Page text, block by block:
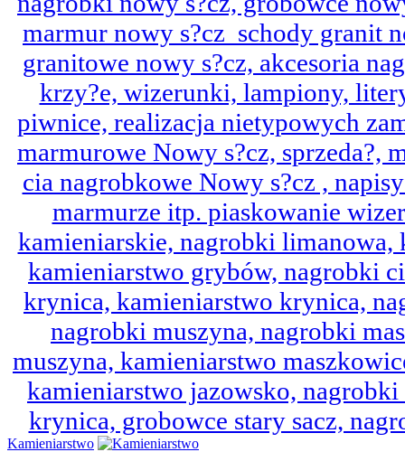
marmur nowy s?cz schody granit
granitowe nowy s?cz, akcesoria
krzy?e, wizerunki, lampiony,
piwnice, realizacja nietypowych
marmurowe Nowy s?cz, sprzeda?,
cia nagrobkowe Nowy s?cz ,
marmurze itp. piaskowanie
kamieniarskie, nagrobki
kamieniarstwo grybów, nagrobki
krynica, kamieniarstwo krynica,
nagrobki muszyna, nagrobki
muszyna, kamieniarstwo
kamieniarstwo jazowsko,
krynica, grobowce stary sacz,
Kamieniarstwo